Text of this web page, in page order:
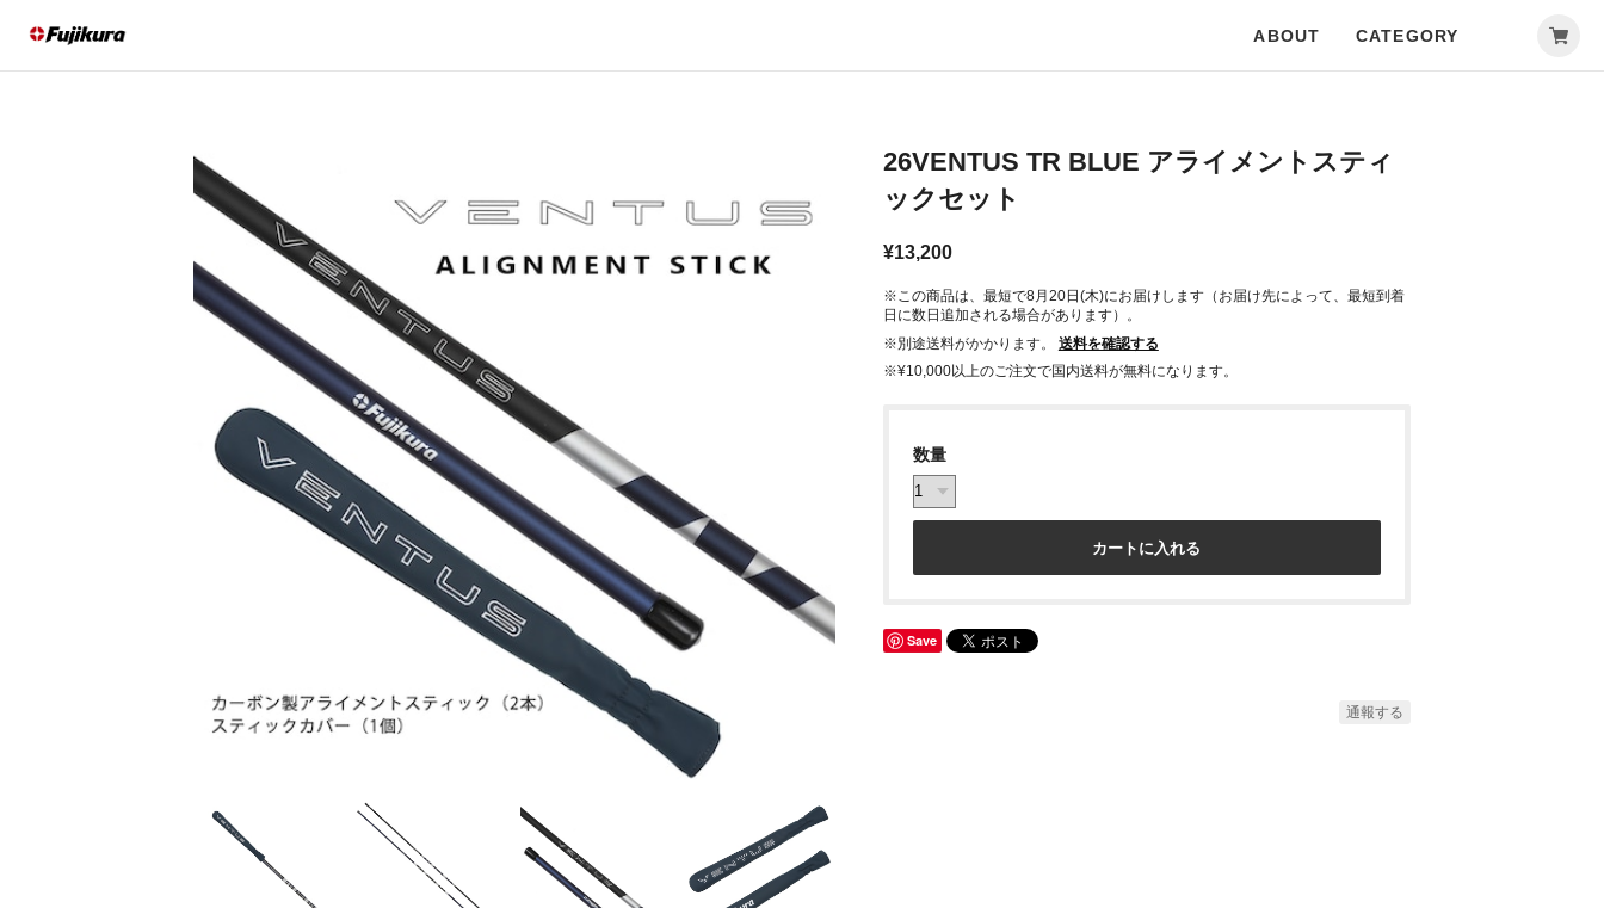
ABOUT CATEGORY
26VENTUS TR BLUE アライメントスティ
ックセット
¥13,200
※この商品は、最短で8月20日(木)にお届けします（お届け先によって、最短到着
日に数日追加される場合があります）。
※別途送料がかかります。
送料を確認する
※¥10,000以上のご注文で国内送料が無料になります。
数量
カートに入れる
Save
通報する